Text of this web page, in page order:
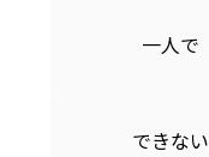
一人で
できない